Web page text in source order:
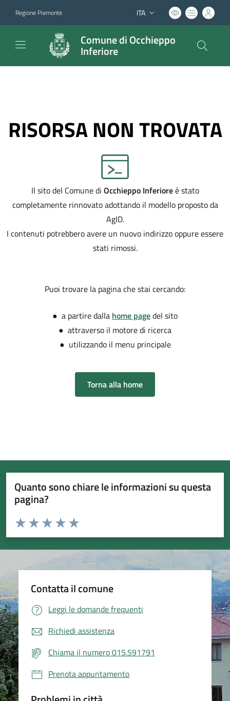
Regione Piemonte Lingua attiva:
ITA
Comune di Occhieppo
Inferiore
RISORSA NON TROVATA
Il sito del Comune di Occhieppo Inferioreè stato
completamente rinnovato adottando il modello proposto da
AgID.
I contenuti potrebbero avere un nuovo indirizzo oppure essere
stati rimossi.
Puoi trovare la pagina che stai cercando:
● a partire dalla home pagedel sito
● attraverso il motore di ricerca
● utilizzando il menu principale
Torna alla home
Quanto sono chiare le informazioni su questa
pagina?
Valuta da 1 a 5 stelle la pagina
Valuta 5 stelle su 5
Valuta 4 stelle su 5
Valuta 3 stelle su 5
Valuta 2 stelle su 5
Valuta 1 stelle su 5
Contatta il comune
Leggi le domande frequenti
Richiedi assistenza
Chiama il numero 015.591791
Prenota appuntamento